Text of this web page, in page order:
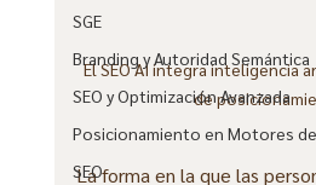
SGE
Branding y Autoridad Semántica
SEO y Optimización Avanzada
Posicionamiento en Motores
SEO
El SEO AI integra inteligencia
de
La forma en la que las